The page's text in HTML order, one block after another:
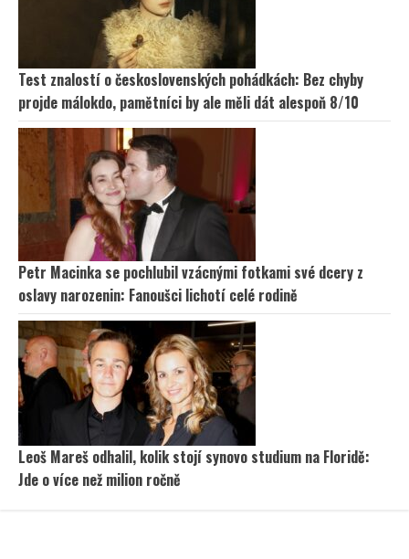
Test znalostí o československých pohádkách: Bez chyby
projde málokdo, pamětníci by ale měli dát alespoň 8/10
Petr Macinka se pochlubil vzácnými fotkami své dcery z
oslavy narozenin: Fanoušci lichotí celé rodině
Leoš Mareš odhalil, kolik stojí synovo studium na Floridě:
Jde o více než milion ročně